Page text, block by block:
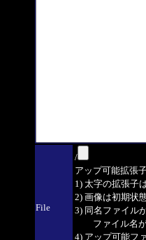
File
/
アップ可能拡張
1) 太字の拡張子
2) 画像は初期状
3) 同名ファイル
ファイル名が
4) アップ可能フ